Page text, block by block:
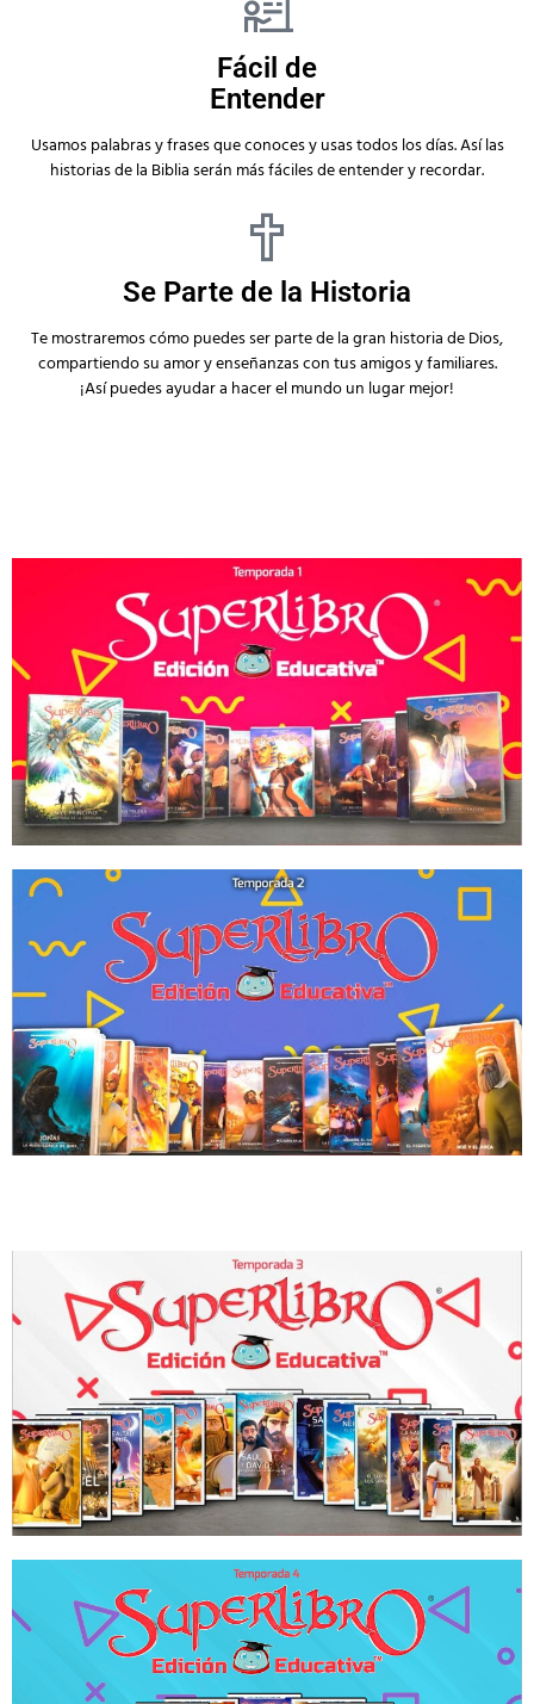
Fácil de
Entender
Usamos palabras y frases que conoces y usas todos los días. Así las
historias de la Biblia serán más fáciles de entender y recordar.
Se Parte de la Historia
Te mostraremos cómo puedes ser parte de la gran historia de Dios,
compartiendo su amor y enseñanzas con tus amigos y familiares.
¡Así puedes ayudar a hacer el mundo un lugar mejor!